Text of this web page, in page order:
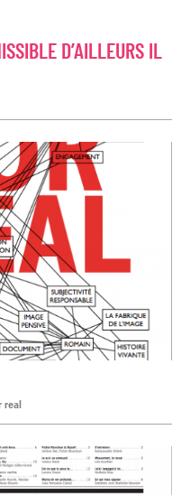
D’AILLEURS IL
real